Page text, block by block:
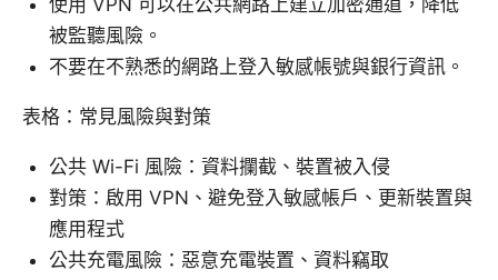
被監聽風險。
不要在不熟悉的網路上登入敏感帳號與銀行資訊。
表格：常見風險與對策
公共 Wi-Fi 風險：資料攔截、裝置被入侵
對策：啟用 VPN、避免登入敏感帳戶、更新裝置與
應用程式
公共充電風險：惡意充電裝置、資料竊取